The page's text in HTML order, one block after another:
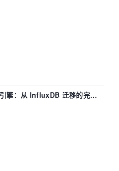
擎：从 InfluxDB 迁移的完整